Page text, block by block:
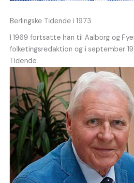
Berlingske Tidende i 1973
I 1969 fortsatte han til Aalborg og
folketingsredaktion og i september
Tidende